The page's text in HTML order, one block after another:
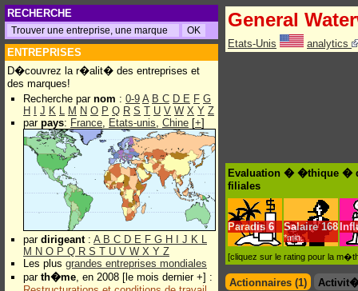
RECHERCHE
ENTREPRISES
D�couvrez la r�alit� des entreprises et
des marques!
Recherche par nom : 0-9 A B C D E F G
H
J K L M N O P Q R S T U V W X Y Z
par pays: France, Etats-unis, Chine [+]
par dirigeant: A B C D E F G H J K L
M N O P Q R S T U V W X Y Z
Les plus grandes entreprises mondiales
par th�me, en 2008 [le mois dernier +] :
General
Etats-Unis analytics
Evaluation � �thique �
filiales
Paradis 6 Salaire 168
*min.
[cliquez sur le rating pour la
Actionnaires (1)